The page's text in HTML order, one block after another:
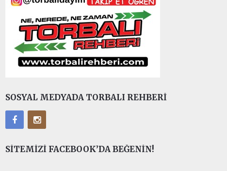
SOSYAL MEDYADA TORBALI REHBERI
SITEMIZI FACEBOOK’DA BEĞENIN!